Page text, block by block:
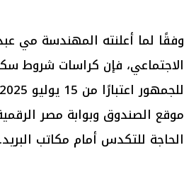
وفقًا لما أعلنته المهندسة مي
الاجتماعي، فإن كراسات شروط
للجمهور اعتبارًا من 15
يوليو 2025
موقع الصندوق وبوابة مصر
الحاجة للتكدس أمام مكاتب البريد.